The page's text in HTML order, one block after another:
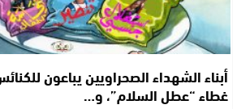
أبناء الشهداء الصحراويين يباعون
غطاء “عطل السلام”، و…